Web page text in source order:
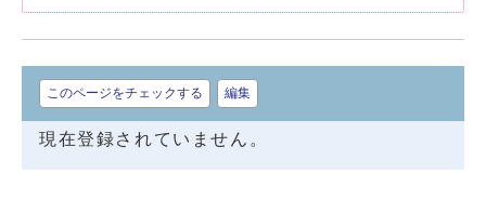
このページをチェックする 編集
現在登録されていません。